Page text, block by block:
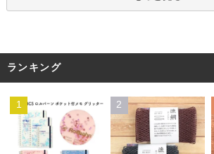
ランキング
1 2